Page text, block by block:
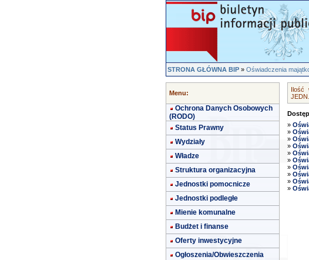
STRONA GŁÓWNA BIP»Oświadczenia
Menu:
Ochrona Danych Osobowych
(RODO)
Status Prawny
Wydziały
Władze
Struktura organizacyjna
Jednostki pomocnicze
Jednostki podległe
Mienie komunalne
Budżet i finanse
Oferty inwestycyjne
Ogłoszenia/Obwieszczenia
Ilość
»
»
»
»
»
»
»
»
»
»